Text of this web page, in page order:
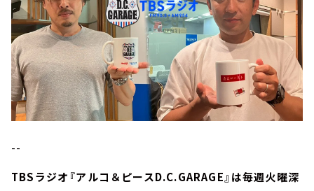
--
TBSラジオ『アルコ＆ピースD.C.GARAGE』は毎週火曜深